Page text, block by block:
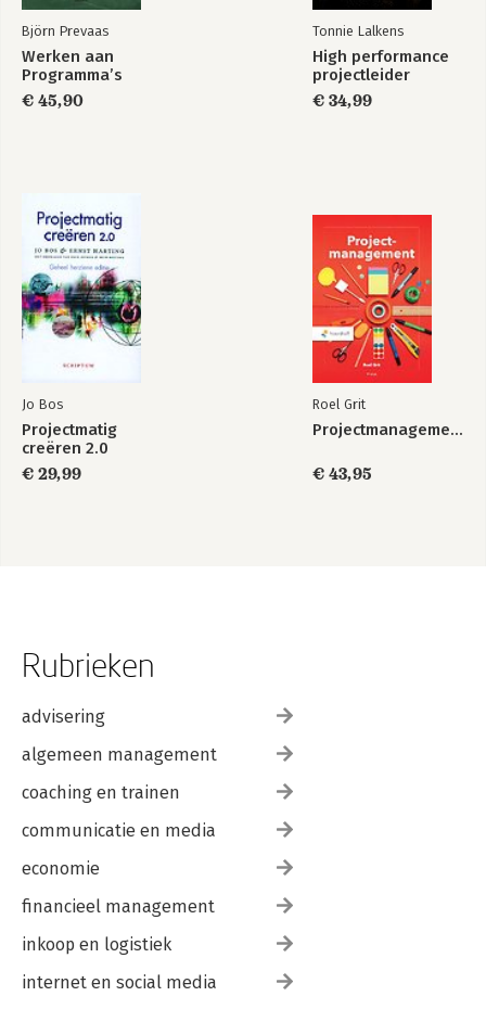
Björn Prevaas
Werken aan
Programma’s
€ 45,90
Tonnie Lalkens
High performance
projectleider
€ 34,99
Jo Bos
Projectmatig
creëren 2.0
€ 29,99
Roel Grit
Projectmanagement
€ 43,95
Rubrieken
advisering
algemeen management
coaching en trainen
communicatie en media
economie
financieel management
inkoop en logistiek
internet en social media